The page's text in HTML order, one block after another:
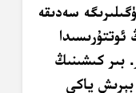
سەدىقە
بىر كىشىنىڭ
بېرىش ياكى